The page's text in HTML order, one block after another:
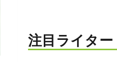
注目ライター